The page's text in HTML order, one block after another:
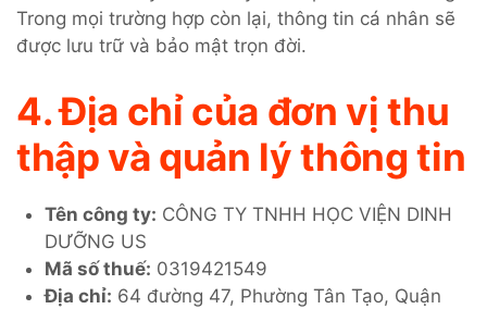
Trong mọi trường hợp còn lại, thông tin cá nhân sẽ
được lưu trữ và bảo mật trọn đời.
4. Địa chỉ của đơn vị thu
thập và quản lý thông tin
Tên công ty: CÔNG TY TNHH HỌC VIỆN DINH
DƯỠNG US
Mã số thuế: 0319421549
Địa chỉ: 64 đường 47, Phường Tân Tạo, Quận